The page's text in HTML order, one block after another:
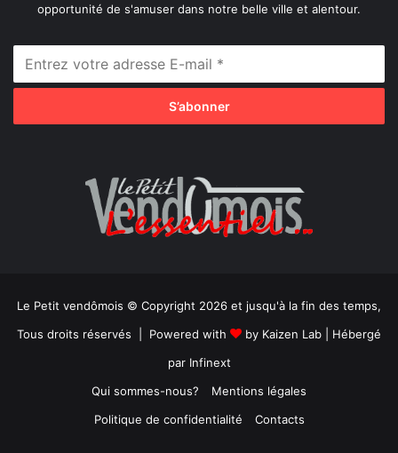
opportunité de s'amuser dans notre belle ville et alentour.
Le Petit vendômois © Copyright 2026 et jusqu'à la fin des temps,
Tous droits réservés | Powered with
by Kaizen Lab | Hébergé
par Infinext
Qui sommes-nous?
Mentions légales
Politique de confidentialité
Contacts